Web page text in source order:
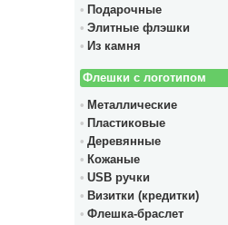
Подарочные
Элитные флэшки
Из камня
Флешки с логотипом
Металлические
Пластиковые
Деревянные
Кожаные
USB ручки
Визитки (кредитки)
Флешка-браслет